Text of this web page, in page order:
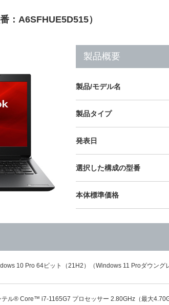
：A6SFHUE5D515）
製品概要
製品/モデル名
製品タイプ
発表日
選択した構成の型番
本体標準価格
10 Pro 64ビット（21H2）（Windows 11 Proダウング
テル® Core™ i7-1165G7 プロセッサー 2.80GHz（最大